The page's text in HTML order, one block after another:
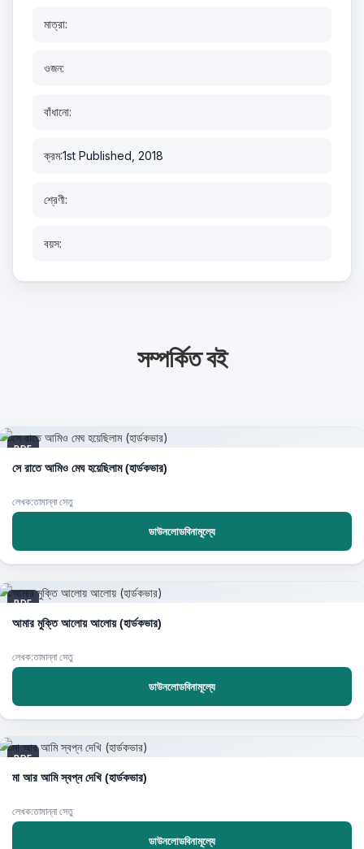
মাত্রা:
ওজন:
বাঁধানো:
ক্রম:1st Published, 2018
শ্রেণী:
বয়স:
সম্পর্কিত বই
PDF
সে রাতে আমিও মেঘ হয়েছিলাম (হার্ডকভার)
লেখক:তামান্না সেতু
ডাউনলোডবিনামূল্যে
PDF
আমার মুক্তি আলোয় আলোয় (হার্ডকভার)
লেখক:তামান্না সেতু
ডাউনলোডবিনামূল্যে
PDF
মা আর আমি স্বপ্ন দেখি (হার্ডকভার)
লেখক:তামান্না সেতু
ডাউনলোডবিনামূল্যে